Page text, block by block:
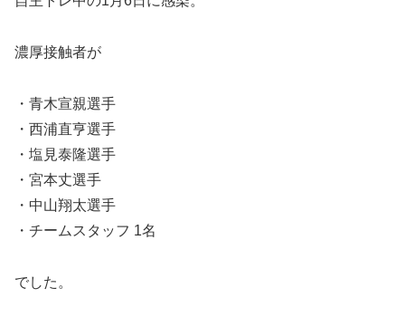
濃厚接触者が
・青木宣親選手
・西浦直亨選手
・塩見泰隆選手
・宮本丈選手
・中山翔太選手
・チームスタッフ 1名
でした。